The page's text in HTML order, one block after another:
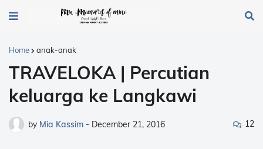
Home anak-anak
TRAVELOKA | Percutian
keluarga ke Langkawi
by Mia Kassim - December 21, 2016 12